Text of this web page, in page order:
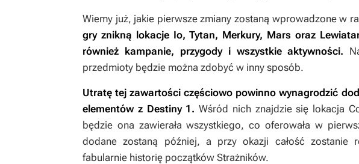
Wiemy już, jakie pierwsze zmiany zostaną wprowadzone w
gry znikną lokacje Io, Tytan, Merkury, Mars oraz
również kampanie, przygody i wszystkie aktywności.
przedmioty będzie można zdobyć w inny sposób.
Utratę tej zawartości częściowo powinno wynagrodzić
elementów z Destiny 1 . Wśród nich znajdzie się lokacja
będzie ona zawierała wszystkiego, co oferowała w
dodane zostaną później, a przy okazji całość zostanie
fabularnie historię początków Strażników.